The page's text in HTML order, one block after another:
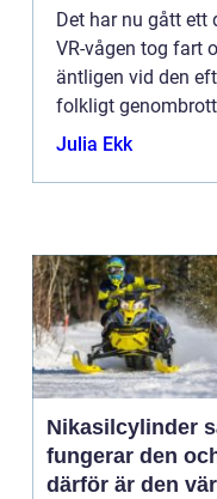
Det har nu gått ett
VR-vågen tog fart
äntligen vid den
folkligt
lätta, tr&...
Julia Ekk
Nikasilcylinder så
fungerar den
därför är den